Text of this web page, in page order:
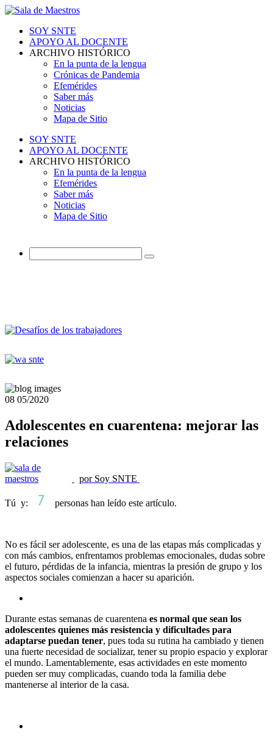
SOY SNTE
APOYO AL DOCENTE
ARCHIVO HISTÓRICO
En la punta de la lengua
Crónicas de Pandemia
Efemérides
Saber más
Noticias
Mapa de Sitio
SOY SNTE
APOYO AL DOCENTE
ARCHIVO HISTÓRICO
En la punta de la lengua
Efemérides
Saber más
Noticias
Mapa de Sitio
08 05/2020
Adolescentes en cuarentena: mejorar las
relaciones
por Soy SNTE
Tú y: personas han leído este artículo.
No es fácil ser adolescente, es una de las etapas más complicadas y
con más cambios, enfrentamos problemas emocionales, dudas sobre
el futuro, pérdidas de la infancia, mientras la presión de grupo y los
aspectos sociales comienzan a hacer su aparición.
Durante estas semanas de cuarentena es normal que sean los
adolescentes quienes más resistencia y dificultades para
adaptarse puedan tener, pues toda su rutina ha cambiado y tienen
una fuerte necesidad de socializar, tener su propio espacio y explorar
el mundo. Lamentablemente, esas actividades en este momento
pueden ser muy complicadas, cuando toda la familia debe
mantenerse al interior de la casa.